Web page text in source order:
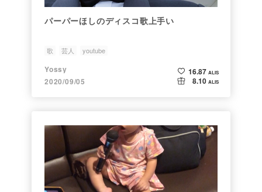
パーパーほしのディスコ歌上手い
歌 芸人 youtube
Yossy
2020/09/05
16.87 ALIS
8.10 ALIS